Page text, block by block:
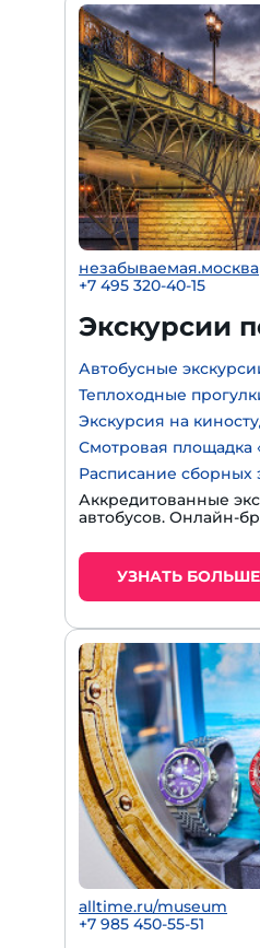
незабываемая.москва
+7 495 320-40-15
Экскурсии
Автобусные
Теплоходные
Экскурсия на
Смотровая площадка
Расписание сборных
Аккредитованные
автобусов. Онлайн-
УЗНАТЬ БОЛЬШЕ
alltime.ru/museum
+7 985 450-55-51